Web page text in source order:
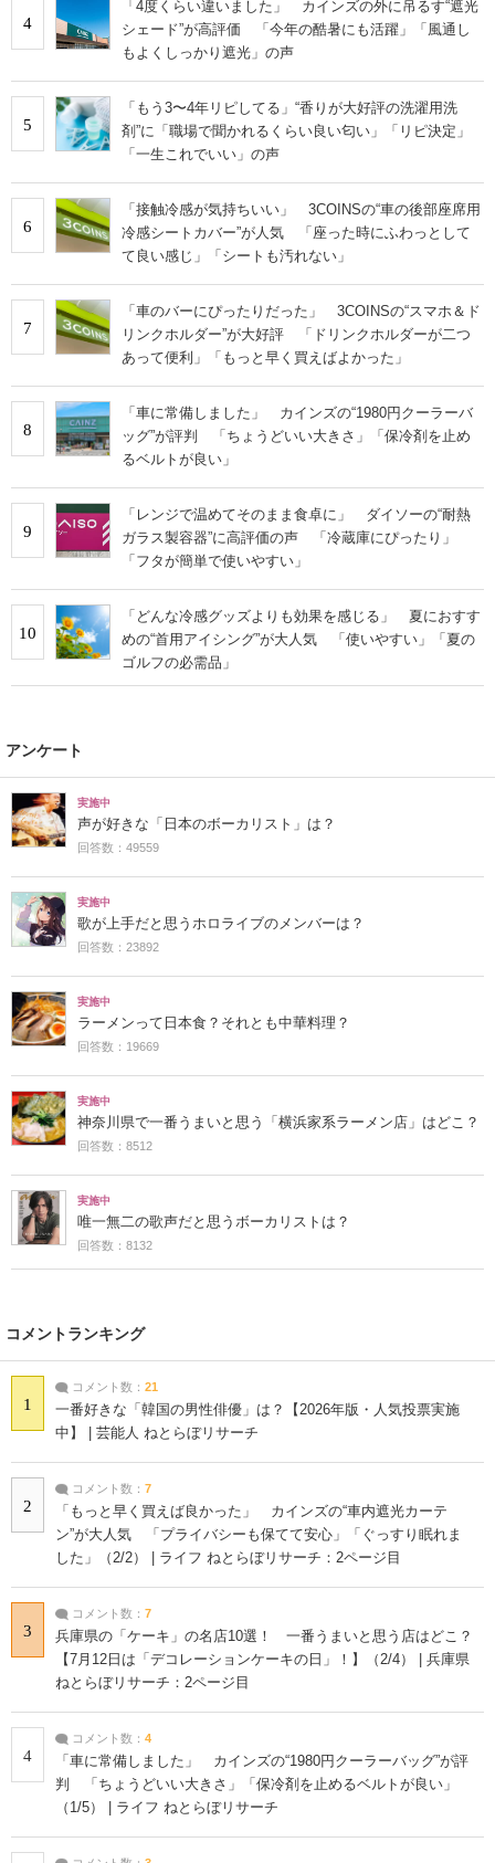
4
「4度くらい違いました」 カインズの外に吊るす“遮光
シェード”が高評価 「今年の酷暑にも活躍」「風通し
もよくしっかり遮光」の声
5
「もう3〜4年リピしてる」“香りが大好評の洗濯用洗
剤”に「職場で聞かれるくらい良い匂い」「リピ決定」
「一生これでいい」の声
6
「接触冷感が気持ちいい」 3COINSの“車の後部座席用
冷感シートカバー”が人気 「座った時にふわっとして
て良い感じ」「シートも汚れない」
7
「車のバーにぴったりだった」 3COINSの“スマホ＆ド
リンクホルダー”が大好評 「ドリンクホルダーが二つ
あって便利」「もっと早く買えばよかった」
8
「車に常備しました」 カインズの“1980円クーラーバ
ッグ”が評判 「ちょうどいい大きさ」「保冷剤を止め
るベルトが良い」
9
「レンジで温めてそのまま食卓に」 ダイソーの“耐熱
ガラス製容器”に高評価の声 「冷蔵庫にぴったり」
「フタが簡単で使いやすい」
10
「どんな冷感グッズよりも効果を感じる」 夏におすす
めの“首用アイシング”が大人気 「使いやすい」「夏の
ゴルフの必需品」
アンケート
実施中
声が好きな「日本のボーカリスト」は？
回答数：49559
実施中
歌が上手だと思うホロライブのメンバーは？
回答数：23892
実施中
ラーメンって日本食？それとも中華料理？
回答数：19669
実施中
神奈川県で一番うまいと思う「横浜家系ラーメン店」はどこ？
回答数：8512
実施中
唯一無二の歌声だと思うボーカリストは？
回答数：8132
コメントランキング
1
コメント数： 21
一番好きな「韓国の男性俳優」は？【2026年版・人気投票実施
中】 | 芸能人 ねとらぼリサーチ
2
コメント数： 7
「もっと早く買えば良かった」 カインズの“車内遮光カーテ
ン”が大人気 「プライバシーも保てて安心」「ぐっすり眠れま
した」（2/2） | ライフ ねとらぼリサーチ：2ページ目
3
コメント数： 7
兵庫県の「ケーキ」の名店10選！ 一番うまいと思う店はどこ？
【7月12日は「デコレーションケーキの日」！】（2/4） | 兵庫県
ねとらぼリサーチ：2ページ目
4
コメント数： 4
「車に常備しました」 カインズの“1980円クーラーバッグ”が評
判 「ちょうどいい大きさ」「保冷剤を止めるベルトが良い」
（1/5） | ライフ ねとらぼリサーチ